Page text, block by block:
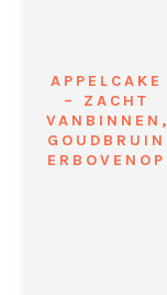
APPELCAKE
– ZACHT
VANBINNEN,
GOUDBRUIN
ERBOVENOP